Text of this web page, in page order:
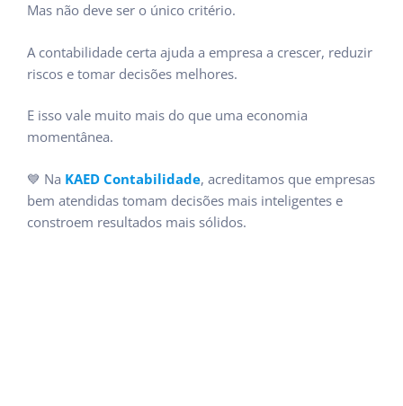
Mas não deve ser o único critério.
A contabilidade certa ajuda a empresa a crescer, reduzir
riscos e tomar decisões melhores.
E isso vale muito mais do que uma economia
momentânea.
💙 Na KAED Contabilidade, acreditamos que empresas
bem atendidas tomam decisões mais inteligentes e
constroem resultados mais sólidos.